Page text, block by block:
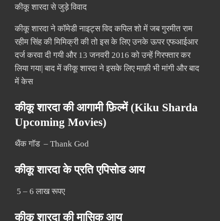
कीकू शारदा से जुड़े विवाद
कीकू शारदा ने कॉमेडी नाइट्स विद कपिल शो में जब गुरमीत राम
रहीम सिंह की मिमिक्री की तो इस के लिए उनके ऊपर एफआईआर
दर्ज करवा दी गयी और 13 जनवरी 2016 को उन्हें गिरफ्तार कर
लिया गया| बाद में कीकू शारदा ने इसके लिए माफ़ी भी मांगी और बाद
में केस
कीकू शारदा की आगामी फ़िल्में (Kiku Sharda
Upcoming Movies)
थैंक गॉड – Thank God
कीकू शारदा के प्रति एपिसोड आय
5 – 6 लाख रूपए
कीकू शारदा की मासिक आय